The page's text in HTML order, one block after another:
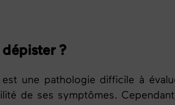
dépister ?
est une pathologie difficile à
de ses symptômes.